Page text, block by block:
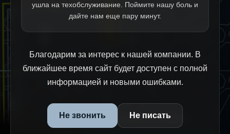
ушла на техобслуживание. Поймите нашу боль и
дайте нам еще пару минут.
Благодарим за интерес к нашей компании. В
ближайшее время сайт будет доступен с полной
информацией и новыми ошибками.
Не звонить Не писать